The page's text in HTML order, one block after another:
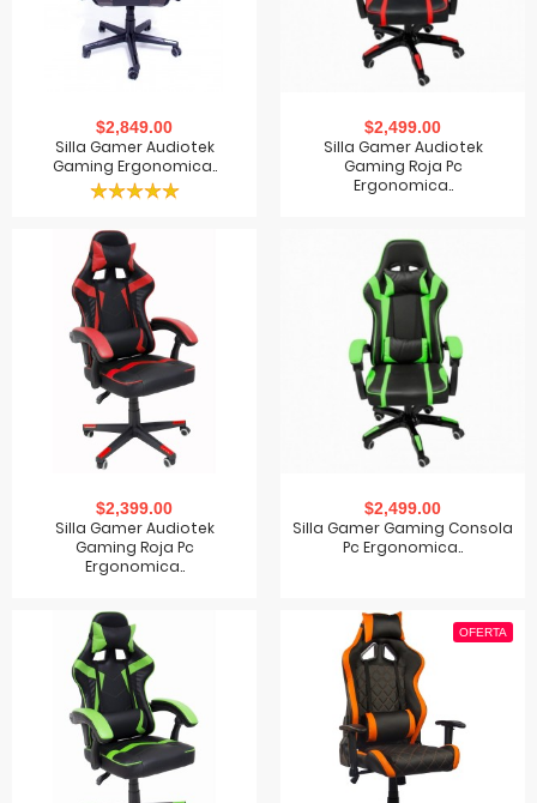
$2,849.00
Silla Gamer Audiotek
Gaming Ergonomica..
$2,499.00
Silla Gamer Audiotek
Gaming Roja Pc
Ergonomica..
$2,399.00
Silla Gamer Audiotek
Gaming Roja Pc
Ergonomica..
$2,499.00
Silla Gamer Gaming Consola
Pc Ergonomica..
OFERTA